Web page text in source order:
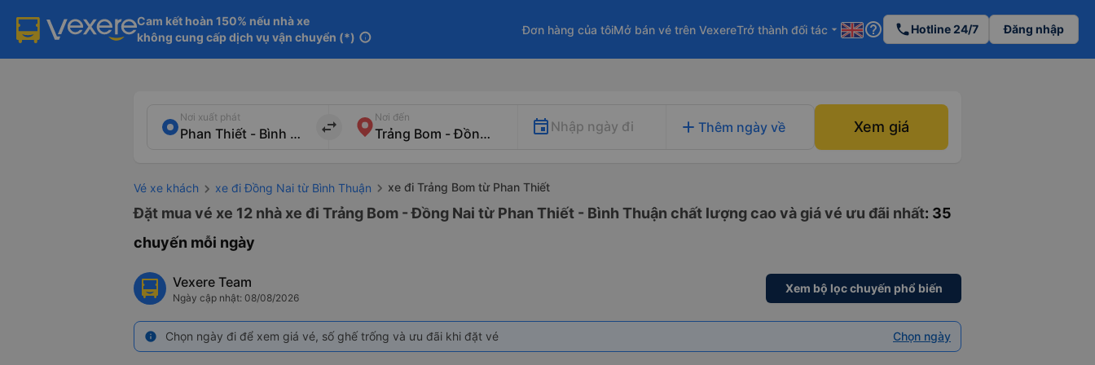
Cam kết hoàn 150% nếu nhà xe
không cung cấp dịch vụ vận chuyển (*) info
Đơn hàng của tôiMở bán vé trên VexereTrở thành đối tác arrow_drop_down help_outline phoneHotline 24/7 Đăng nhập
Nơi xuất phát
import_export
Nơi đến
Nhập ngày đi add Thêm ngày về Xem giá
Vé xe khách xe đi Đồng Nai từ Bình Thuận xe đi Trảng Bom từ Phan Thiết
Đặt mua vé xe 12 nhà xe đi Trảng Bom - Đồng Nai từ Phan Thiết - Bình Thuận chất lượng cao và giá vé ưu đãi nhất: 35
chuyến mỗi ngày
Vexere Team
Ngày cập nhật: 08/08/2026
Xem bộ lọc chuyến phổ biến
info Chọn ngày đi để xem giá vé, số ghế trống và ưu đãi khi đặt vé Chọn ngày